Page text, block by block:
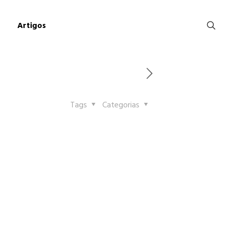
Artigos
Categorias
Tags